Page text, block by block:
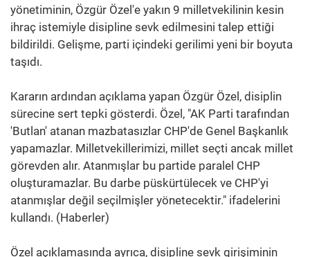
yönetiminin, Özgür Özel'e yakın 9 milletvekilinin kesin
ihraç istemiyle disipline sevk edilmesini talep ettiği
bildirildi. Gelişme, parti içindeki gerilimi yeni bir boyuta
taşıdı.
Kararın ardından açıklama yapan Özgür Özel, disiplin
sürecine sert tepki gösterdi. Özel, "AK Parti tarafından
'Butlan' atanan mazbatasızlar CHP'de Genel Başkanlık
yapamazlar. Milletvekillerimizi, millet seçti ancak millet
görevden alır. Atanmışlar bu partide paralel CHP
oluşturamazlar. Bu darbe püskürtülecek ve CHP'yi
atanmışlar değil seçilmişler yönetecektir." ifadelerini
kullandı. (Haberler)
Özel açıklamasında ayrıca, disipline sevk girişiminin